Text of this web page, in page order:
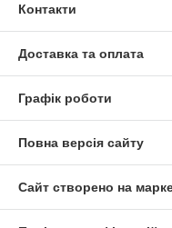
Контакти
Доставка та оплата
Графік роботи
Повна версія сайту
Сайт створено на